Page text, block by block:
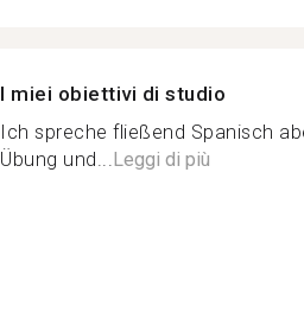
I miei obiettivi di studio
Ich spreche fließend Spanisch
Übung und...Leggi di più